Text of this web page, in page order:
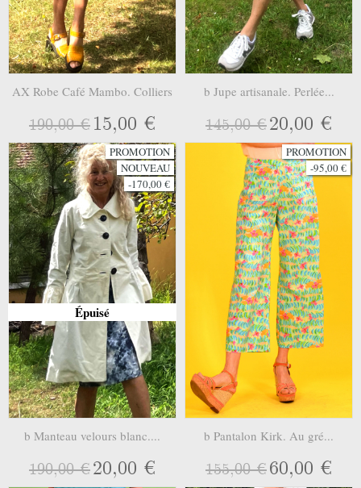
AX Robe Café Mambo. Colliers
190,00 € 15,00 €
b Jupe artisanale. Perlée...
145,00 €20,00 €
PROMOTION
NOUVEAU
-170,00 €
Épuisé
b Manteau velours blanc....
190,00 €20,00 €
PROMOTION
-95,00 €
b Pantalon Kirk. Au gré...
155,00 €60,00 €